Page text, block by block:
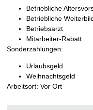
Betriebliche
Betriebliche
Betriebsarzt
Mitarbeiter-Rabatt
Sonderzahlungen:
Urlaubsgeld
Weihnachtsgeld
Arbeitsort: Vor Ort